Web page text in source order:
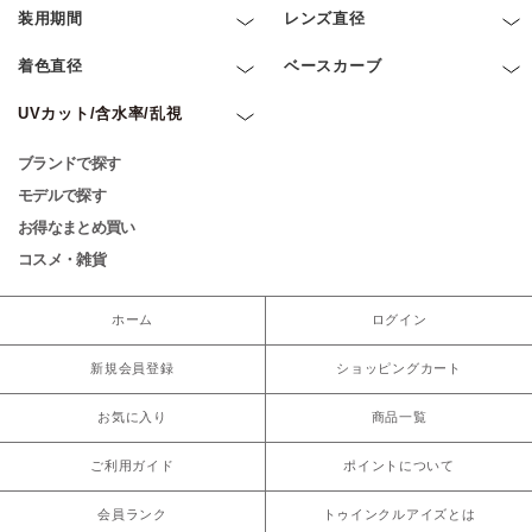
装用期間 レンズ直径
着色直径 ベースカーブ
UVカット/含水率/乱視
ブランドで探す
モデルで探す
お得なまとめ買い
コスメ・雑貨
ホーム ログイン
新規会員登録 ショッピングカート
お気に入り 商品一覧
ご利用ガイド ポイントについて
会員ランク トゥインクルアイズとは